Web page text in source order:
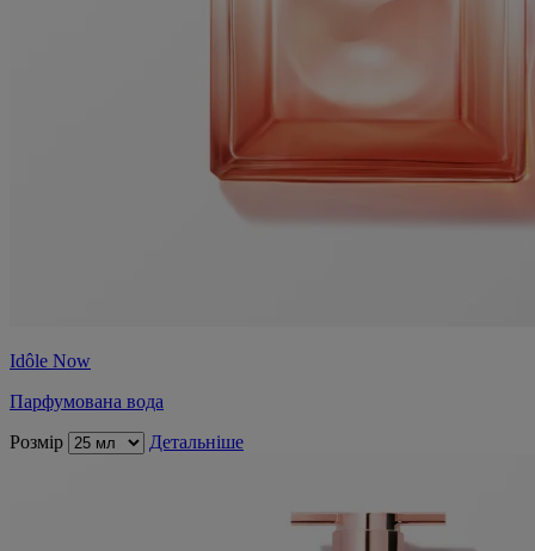
Idôle Now
Парфумована вода
Розмір
Детальніше